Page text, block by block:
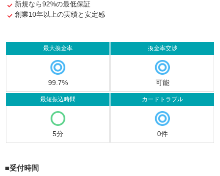
新規なら92%の最低保証
創業10年以上の実績と安定感
最大換金率
99.7%
換金率交渉
可能
最短振込時間
5分
カードトラブル
0件
■受付時間